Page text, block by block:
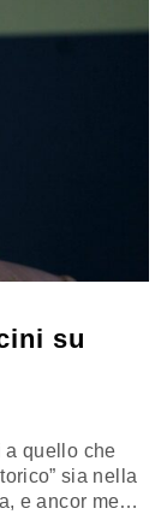
su
a quello che
sia nella
e ancor meno